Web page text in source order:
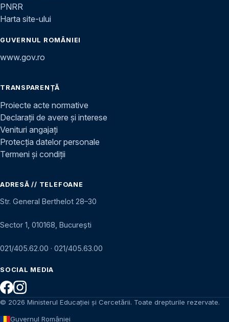
PNRR
Harta site-ului
GUVERNUL ROMÂNIEI
www.gov.ro
TRANSPARENȚĂ
Proiecte acte normative
Declarații de avere și interese
Venituri angajați
Protecția datelor personale
Termeni și condiții
ADRESĂ // TELEFOANE
Str. General Berthelot 28–30
Sector 1, 010168, București
021/405.62.00 · 021/405.63.00
SOCIAL MEDIA
© 2026 Ministerul Educației și Cercetării. Toate drepturile rezervate.
Guvernul României